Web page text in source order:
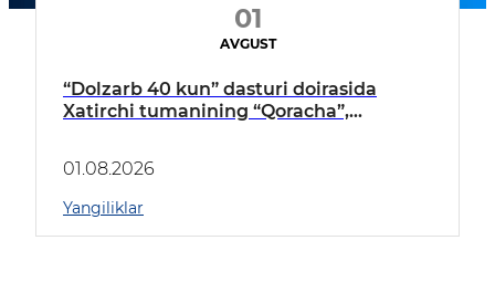
01
AVGUST
“Dolzarb 40 kun” dasturi doirasida
Xatirchi tumanining “Qoracha”,
borildi
01.08.2026
Yangiliklar